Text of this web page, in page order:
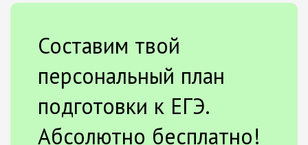
Составим твой
персональный план
подготовки к ЕГЭ.
Абсолютно бесплатно!